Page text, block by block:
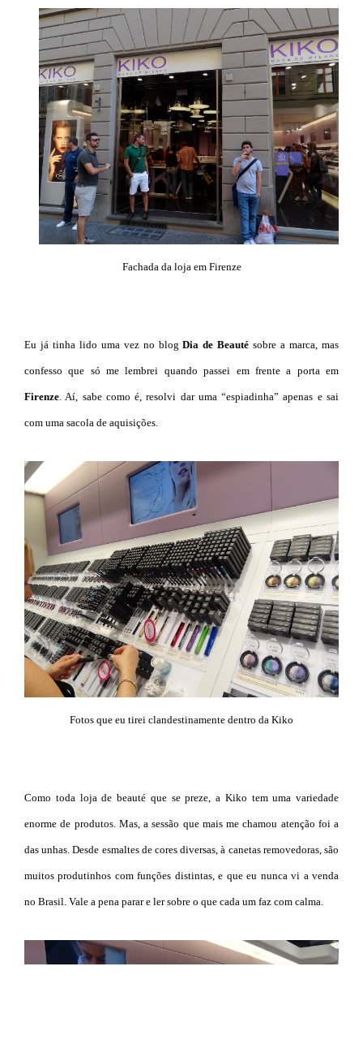
Fachada da loja em Firenze
Eu já tinha lido uma vez no blogDia de Beauté sobre a marca, mas
confesso que só me lembrei quando passei em frente a porta em
Firenze . Aí, sabe como é, resolvi dar uma “espiadinha” apenas e sai
com uma sacola de aquisições.
Fotos que eu tirei clandestinamente dentro da Kiko
Como toda loja de beauté que se preze, a Kiko tem uma variedade
enorme de produtos. Mas, a sessão que mais me chamou atenção foi a
das unhas. Desde esmaltes de cores diversas, à canetas removedoras, são
muitos produtinhos com funções distintas, e que eu nunca vi a venda
no Brasil. Vale a pena parar e ler sobre o que cada um faz com calma.